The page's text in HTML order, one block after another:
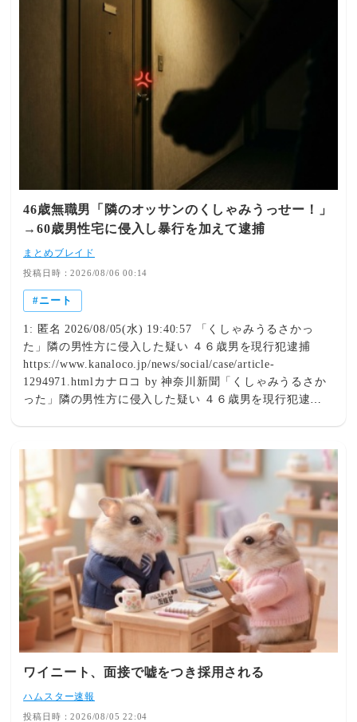
ろ、正当な理由がないのに隣に住む会社員男性（６０）方
46歳無職男「隣のオッサンのくしゃみうっせー！」
→60歳男性宅に侵入し暴行を加えて逮捕
まとめブレイド
投稿日時：2026/08/06 00:14
ニート
1: 匿名 2026/08/05(水) 19:40:57 「くしゃみうるさかっ
た」隣の男性方に侵入した疑い ４６歳男を現行犯逮捕
https://www.kanaloco.jp/news/social/case/article-
1294971.htmlカナロコ by 神奈川新聞「くしゃみうるさか
った」隣の男性方に侵入した疑い ４６歳男を現行犯逮捕 |
６）を現行犯逮捕した。逮捕容疑は同日午後９時２０分ご
ろ、正当な理由がないのに隣に住む会社員男性（６０）方
に侵入した、としている。署によると、男は「くしゃみ
を…
ワイニート、面接で嘘をつき採用される
ハムスター速報
投稿日時：2026/08/05 22:04